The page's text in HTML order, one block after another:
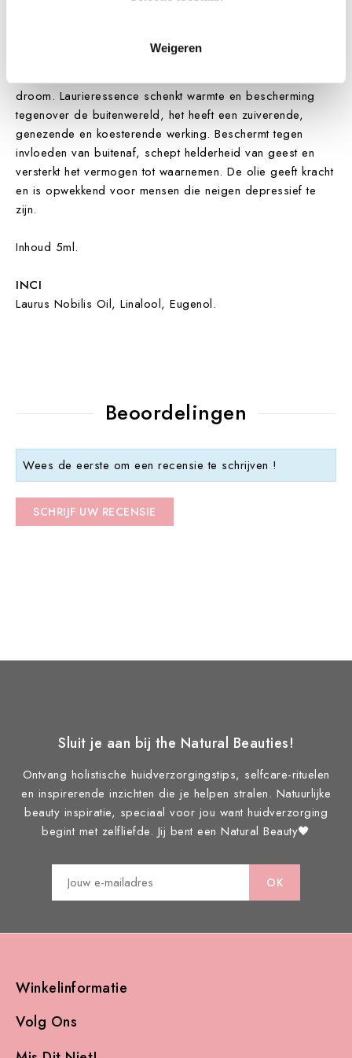
Weigeren
droom. Laurieressence schenkt warmte en bescherming
tegenover de buitenwereld, het heeft een zuiverende,
genezende en koesterende werking. Beschermt tegen
invloeden van buitenaf, schept helderheid van geest en
versterkt het vermogen tot waarnemen. De olie geeft kracht
en is opwekkend voor mensen die neigen depressief te
zijn.
Inhoud 5ml.
INCI
Laurus Nobilis Oil, Linalool, Eugenol.
Beoordelingen
Wees de eerste om een recensie te schrijven !
SCHRIJF UW RECENSIE
Sluit je aan bij the Natural Beauties!
Ontvang holistische huidverzorgingstips, selfcare-rituelen
en inspirerende inzichten die je helpen stralen. Natuurlijke
beauty inspiratie, speciaal voor jou want huidverzorging
begint met zelfliefde. Jij bent een Natural Beauty🖤
Winkelinformatie
Volg Ons